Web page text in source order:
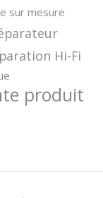
sur mesure
Hi-Fi
produit